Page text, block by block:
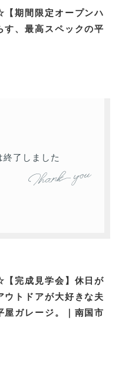
【期間限定オープンハ
す、最高スペックの平
終了しました
【完成見学会】休日が
ウトドアが大好きな夫
屋ガレージ。｜南国市